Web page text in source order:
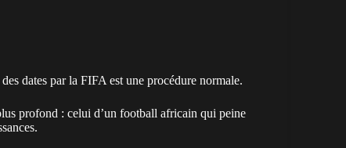
dates par la FIFA est une procédure normale.
profond : celui d’un football africain qui peine